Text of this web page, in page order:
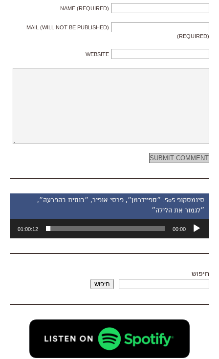
NAME (REQUIRED)
MAIL (WILL NOT BE PUBLISHED)
(REQUIRED)
WEBSITE
סינמסקופ 505: ״ספיידרמן״, פרסי אופיר, ״בוסית בהפרעה״,
״לגמור את הלילה״
אודיו
00:00
01:00:12
חיפוש
חיפוש